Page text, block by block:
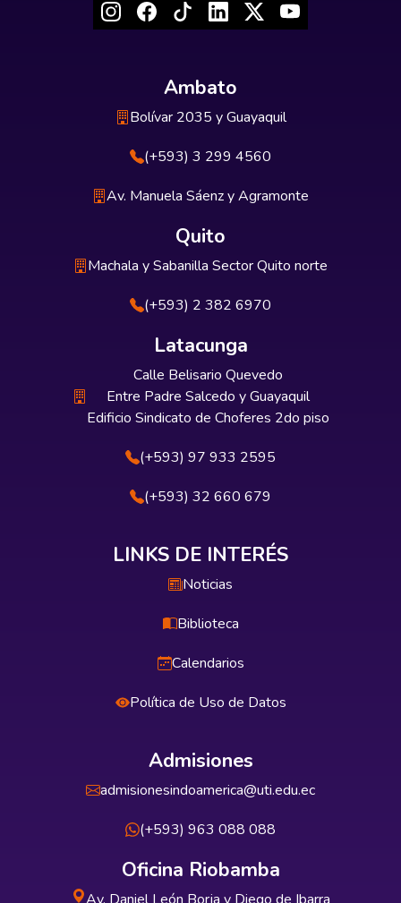
Ambato
Bolívar 2035 y Guayaquil
(+593) 3 299 4560
Av. Manuela Sáenz y Agramonte
Quito
Machala y Sabanilla Sector Quito norte
(+593) 2 382 6970
Latacunga
Calle Belisario Quevedo
Entre Padre Salcedo y Guayaquil
Edificio Sindicato de Choferes 2do piso
(+593) 97 933 2595
(+593) 32 660 679
LINKS DE INTERÉS
Noticias
Biblioteca
Calendarios
Política de Uso de Datos
Admisiones
admisionesindoamerica@uti.edu.ec
(+593) 963 088 088
Oficina Riobamba